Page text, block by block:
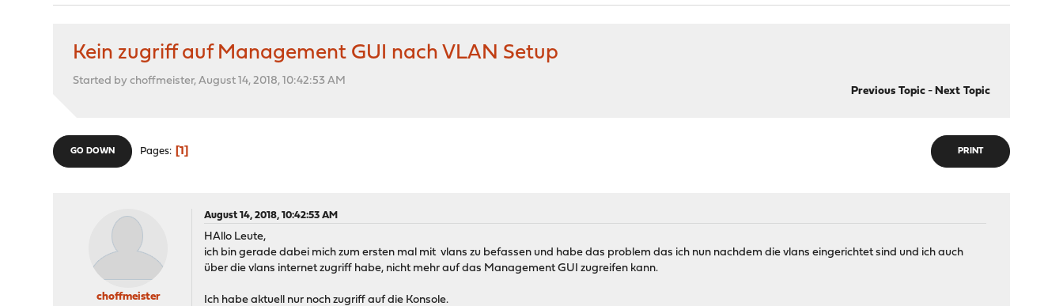
Kein zugriff auf Management GUI nach VLAN Setup
Started by choffmeister, August 14, 2018, 10:42:53 AM
Previous Topic- Next Topic
PRINT
GO DOWN Pages 1
choffmeister
August 14, 2018, 10:42:53 AM
HAllo Leute,
ich bin gerade dabei mich zum ersten mal mit vlans zu befassen und habe das problem das ich nun nachdem die vlans eingerichtet sind und ich auch
über die vlans internet zugriff habe, nicht mehr auf das Management GUI zugreifen kann.
Ich habe aktuell nur noch zugriff auf die Konsole.